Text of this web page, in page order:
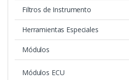
Filtros de Instrumento
Herramientas Especiales
Módulos
Módulos ECU